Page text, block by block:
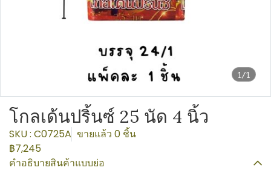
1/1
โกลเด้นปริ้นซ์ 25 นัด 4 นิ้ว
SKU : C0725A ขายแล้ว 0 ชิ้น
฿7,245
คำอธิบายสินค้าแบบย่อ